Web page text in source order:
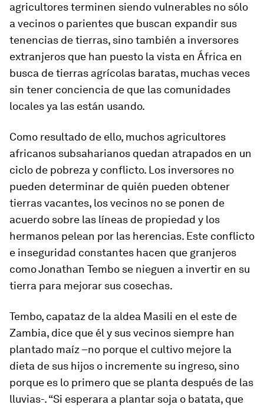
agricultores terminen siendo vulnerables no sólo
a vecinos o parientes que buscan expandir sus
tenencias de tierras, sino también a inversores
extranjeros que han puesto la vista en África en
busca de tierras agrícolas baratas, muchas veces
sin tener conciencia de que las comunidades
locales ya las están usando.
Como resultado de ello, muchos agricultores
africanos subsaharianos quedan atrapados en un
ciclo de pobreza y conflicto. Los inversores no
pueden determinar de quién pueden obtener
tierras vacantes, los vecinos no se ponen de
acuerdo sobre las líneas de propiedad y los
hermanos pelean por las herencias. Este conflicto
e inseguridad constantes hacen que granjeros
como Jonathan Tembo se nieguen a invertir en su
tierra para mejorar sus cosechas.
Tembo, capataz de la aldea Masili en el este de
Zambia, dice que él y sus vecinos siempre han
plantado maíz –no porque el cultivo mejore la
dieta de sus hijos o incremente su ingreso, sino
porque es lo primero que se planta después de las
lluvias-. “Si esperara a plantar soja o batata, que